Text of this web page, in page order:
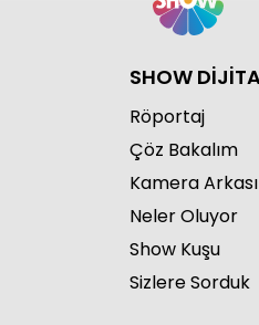
SHOW
Röportaj
Çöz Bakalım
Kamera Arkası
Neler Oluyor
Show Kuşu
Sizlere Sorduk